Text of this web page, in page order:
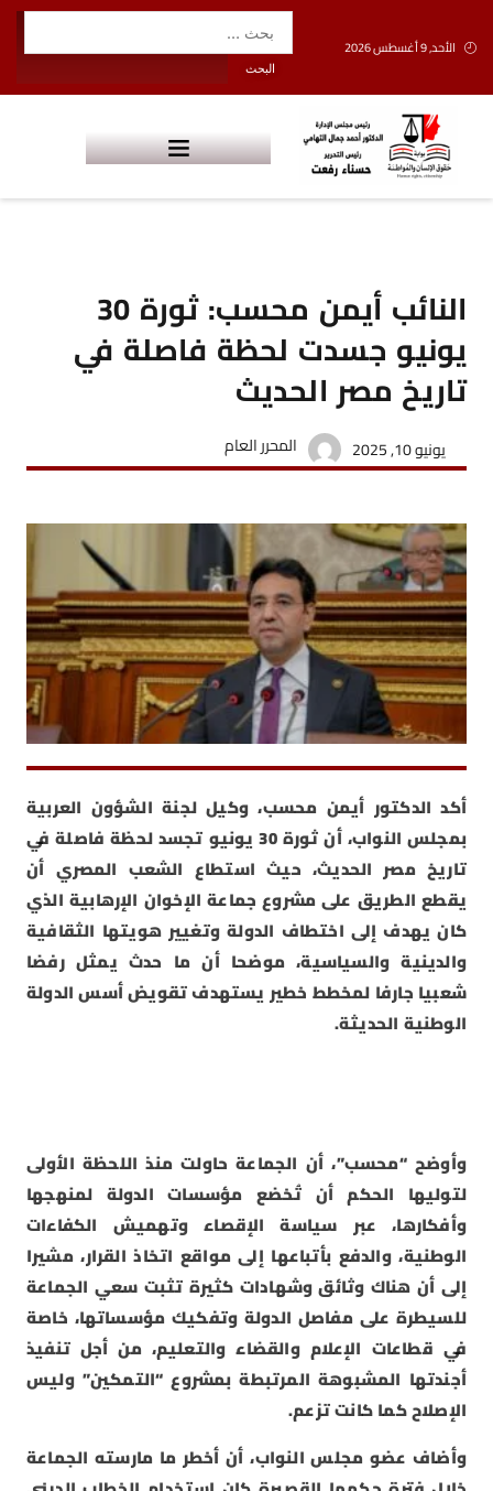
الأحد, 9 أغسطس 2026
النائب أيمن محسب: ثورة 30
يونيو جسدت لحظة فاصلة في
تاريخ مصر الحديث
يونيو 10, 2025 المحرر العام
أكد الدكتور أيمن محسب، وكيل لجنة الشؤون العربية
بمجلس النواب، أن ثورة 30 يونيو تجسد لحظة فاصلة في
تاريخ مصر الحديث، حيث استطاع الشعب المصري أن
يقطع الطريق على مشروع جماعة الإخوان الإرهابية الذي
كان يهدف إلى اختطاف الدولة وتغيير هويتها الثقافية
والدينية والسياسية، موضحا أن ما حدث يمثل رفضا
شعبيا جارفا لمخطط خطير يستهدف تقويض أسس الدولة
الوطنية الحديثة.
وأوضح “محسب”، أن الجماعة حاولت منذ اللحظة الأولى
لتوليها الحكم أن تُخضع مؤسسات الدولة لمنهجها
وأفكارها، عبر سياسة الإقصاء وتهميش الكفاءات
الوطنية، والدفع بأتباعها إلى مواقع اتخاذ القرار، مشيرا
إلى أن هناك وثائق وشهادات كثيرة تثبت سعي الجماعة
للسيطرة على مفاصل الدولة وتفكيك مؤسساتها، خاصة
في قطاعات الإعلام والقضاء والتعليم، من أجل تنفيذ
أجندتها المشبوهة المرتبطة بمشروع “التمكين” وليس
الإصلاح كما كانت تزعم.
وأضاف عضو مجلس النواب، أن أخطر ما مارسته الجماعة